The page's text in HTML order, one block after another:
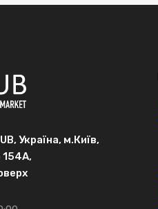
Україна, м.Київ,
154А,